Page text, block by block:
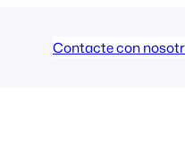
Contacte con